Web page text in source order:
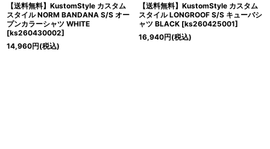
【送料無料】KustomStyle カスタム
スタイル NORM BANDANA S/S オー
プンカラーシャツ WHITE
[ks260430002]
14,960円(税込)
【送料無料】KustomStyle カスタム
スタイル LONGROOF S/S キューバシ
ャツ BLACK [ks260425001]
16,940円(税込)